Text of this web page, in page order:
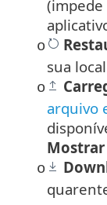
o
sua
o
arquivo
o